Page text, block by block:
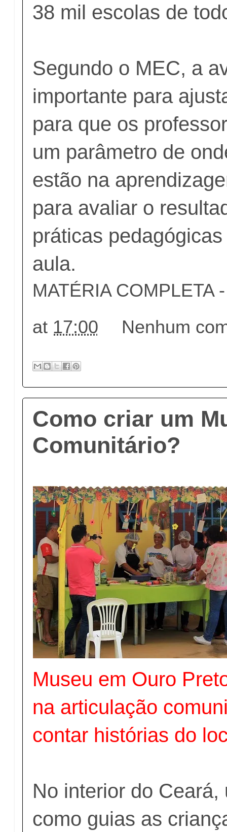
38 mil escolas de
Segundo o MEC, a
importante para
para que os
um parâmetro de
estão na
para avaliar o
práticas
aula.
MATÉRIA COMPLETA
at 17:00 Nenhum
Como criar um
Comunitário?
Museu em Ouro
na articulação
contar histórias do
No interior do
como guias as